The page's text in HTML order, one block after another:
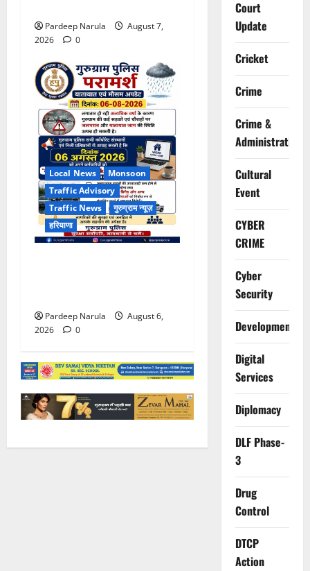
Pardeep Narula
August 7,
2026
0
Local News
Monsoon
Traffic Advisory
Traffic News
गुरुग्राम न्यूज़
हरियाणा
Pardeep Narula
August 6,
2026
0
Court
Update
Cricket
Crime
Crime &
Administration
Cultural
Event
CYBER
CRIME
Cyber
Security
Development
Digital
Services
Diplomacy
DLF Phase-
3
Drug
Control
DTCP
Action